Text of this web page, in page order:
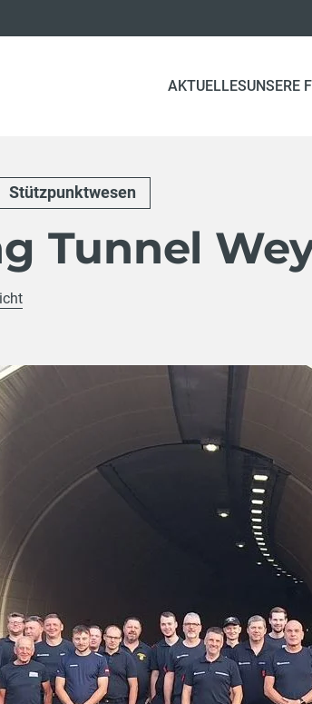
AKTUELLESUNSERE
Stützpunktwesen
Tunnel